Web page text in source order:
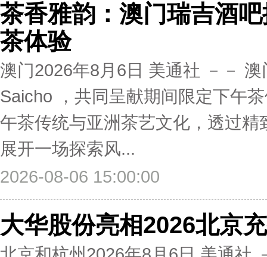
茶香雅韵：澳门瑞吉酒
茶体验
澳门2026年8月6日 美通社 －－
Saicho ，共同呈献期间限定下午
午茶传统与亚洲茶艺文化，透过
展开一场探索风...
2026-08-06 15:00:00
大华股份亮相2026北京